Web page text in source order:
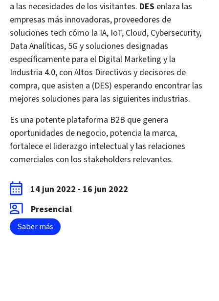
a las necesidades de los visitantes. DES enlaza las
empresas más innovadoras, proveedores de
soluciones tech cómo la IA, IoT, Cloud, Cybersecurity,
Data Analíticas, 5G y soluciones designadas
específicamente para el Digital Marketing y la
Industria 4.0, con Altos Directivos y decisores de
compra, que asisten a (DES) esperando encontrar las
mejores soluciones para las siguientes industrias.
Es una potente plataforma B2B que genera
oportunidades de negocio, potencia la marca,
fortalece el liderazgo intelectual y las relaciones
comerciales con los stakeholders relevantes.
14 jun 2022 - 16 jun 2022
Presencial
Saber más